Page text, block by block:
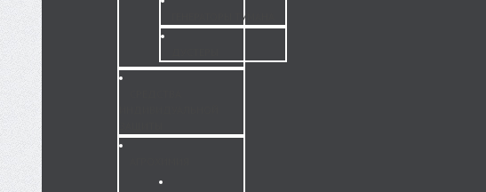
ГЕНЕРАТОРЫ ТУМАНА